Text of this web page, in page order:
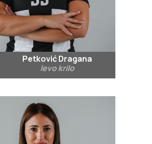
Petković Dragana
levo krilo